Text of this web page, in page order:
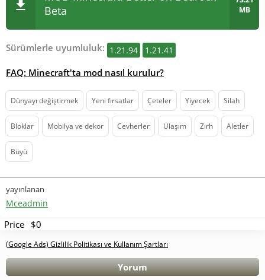
Beta
MB
Sürümlerle uyumluluk: 1.21.94 1.21.41
FAQ: Minecraft'ta mod nasıl kurulur?
Dünyayı değiştirmek Yeni fırsatlar Çeteler Yiyecek Silah
Bloklar Mobilya ve dekor Cevherler Ulaşım Zırh Aletler
Büyü
yayınlanan
Mceadmin
Price $0
(Google Ads) Gizlilik Politikası ve Kullanım Şartları
Yorum